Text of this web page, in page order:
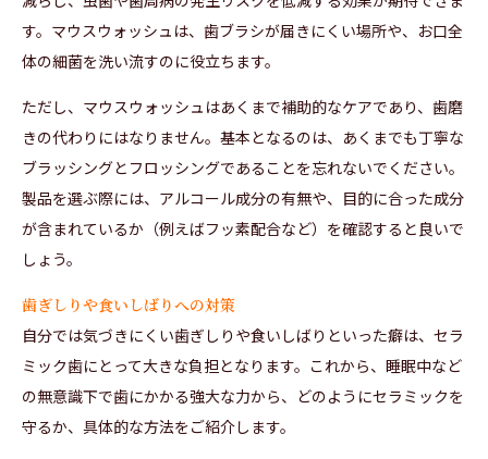
す。マウスウォッシュは、歯ブラシが届きにくい場所や、お口全
体の細菌を洗い流すのに役立ちます。
ただし、マウスウォッシュはあくまで補助的なケアであり、歯磨
きの代わりにはなりません。基本となるのは、あくまでも丁寧な
ブラッシングとフロッシングであることを忘れないでください。
製品を選ぶ際には、アルコール成分の有無や、目的に合った成分
が含まれているか（例えばフッ素配合など）を確認すると良いで
しょう。
歯ぎしりや食いしばりへの対策
自分では気づきにくい歯ぎしりや食いしばりといった癖は、セラ
ミック歯にとって大きな負担となります。これから、睡眠中など
の無意識下で歯にかかる強大な力から、どのようにセラミックを
守るか、具体的な方法をご紹介します。